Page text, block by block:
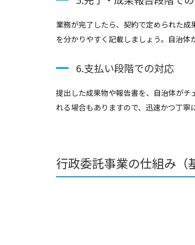
業務が完了したら、契約で定められた
を分かりやすく記載しましょう。自治体
6.支払い段階での対応
提出した成果物や報告書を、自治体が
れる場合もありますので、迅速かつ丁寧
行政委託事業の仕組み（